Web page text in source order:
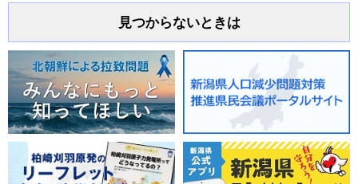
見つからないときは